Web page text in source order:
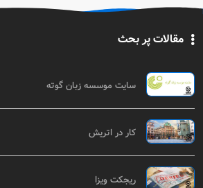
مقالات پر بحث
سایت موسسه زبان گوته
کار در اتریش
ریجکت ویزا